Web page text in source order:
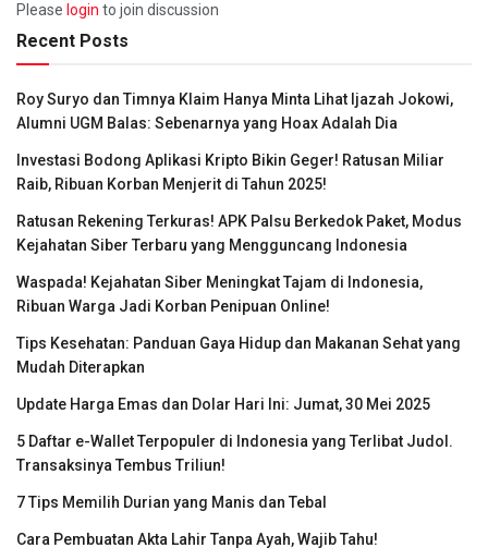
Please login to join discussion
Recent Posts
Roy Suryo dan Timnya Klaim Hanya Minta Lihat Ijazah Jokowi,
Alumni UGM Balas: Sebenarnya yang Hoax Adalah Dia
Investasi Bodong Aplikasi Kripto Bikin Geger! Ratusan Miliar
Raib, Ribuan Korban Menjerit di Tahun 2025!
Ratusan Rekening Terkuras! APK Palsu Berkedok Paket, Modus
Kejahatan Siber Terbaru yang Mengguncang Indonesia
Waspada! Kejahatan Siber Meningkat Tajam di Indonesia,
Ribuan Warga Jadi Korban Penipuan Online!
Tips Kesehatan: Panduan Gaya Hidup dan Makanan Sehat yang
Mudah Diterapkan
Update Harga Emas dan Dolar Hari Ini: Jumat, 30 Mei 2025
5 Daftar e-Wallet Terpopuler di Indonesia yang Terlibat Judol.
Transaksinya Tembus Triliun!
7 Tips Memilih Durian yang Manis dan Tebal
Cara Pembuatan Akta Lahir Tanpa Ayah, Wajib Tahu!